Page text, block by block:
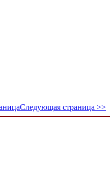
Следующая страница >>